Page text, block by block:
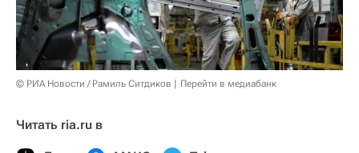
© РИА Новости / Рамиль Ситдиков Перейти в медиабанк
Читать ria.ru в